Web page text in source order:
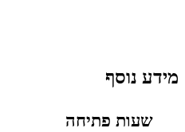
מידע נוסף
שעות פתיחה